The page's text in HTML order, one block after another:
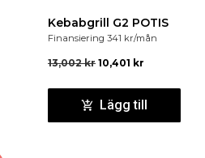
Kebabgrill G2 POTIS
Finansiering 341 kr/mån
13,002kr 10,401 kr
Lägg till